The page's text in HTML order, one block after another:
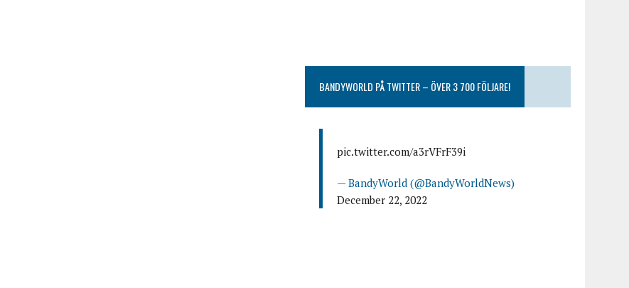
BANDYWORLD PÅ TWITTER – ÖVER 3 700 FÖLJARE!
pic.twitter.com/a3rVFrF39i
— BandyWorld (@BandyWorldNews)
December 22, 2022